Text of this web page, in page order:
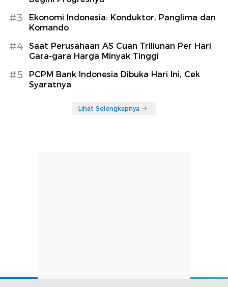
#3
Ekonomi Indonesia: Konduktor, Panglima dan
Komando
#4
Saat Perusahaan AS Cuan Triliunan Per Hari
Gara-gara Harga Minyak Tinggi
#5
PCPM Bank Indonesia Dibuka Hari Ini, Cek
Syaratnya
Lihat Selengkapnya